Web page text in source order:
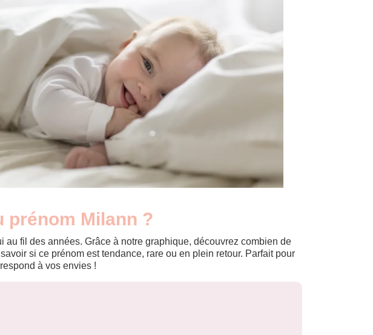
prénom Milann ?
fil des années. Grâce à notre graphique, découvrez combien de
si ce prénom est tendance, rare ou en plein retour. Parfait pour
à vos envies !